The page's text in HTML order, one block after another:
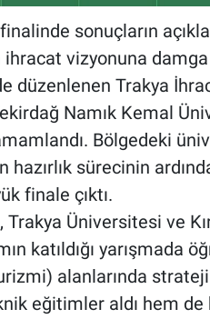
sonuçların
ihracat vizyonuna
düzenlenen Trakya
Namık Kemal
Bölgedeki
hazırlık sürecinin
finale çıktı.
Üniversitesi ve
katıldığı yarışmada
alanlarında
eğitimler aldı hem